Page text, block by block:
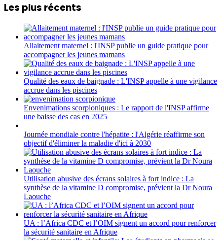
Les plus récents
Allaitement maternel : l'INSP publie un guide pratique pour
accompagner les jeunes mamans
Qualité des eaux de baignade : L'INSP appelle à une vigilance
accrue dans les piscines
Envenimations scorpioniques : Le rapport de l'INSP affirme
une baisse des cas en 2025
Journée mondiale contre l'hépatite : l'Algérie réaffirme son
objectif d'éliminer la maladie d'ici à 2030
Utilisation abusive des écrans solaires à fort indice : La
synthèse de la vitamine D compromise, prévient la Dr Noura
Laouche
UA : l’Africa CDC et l’OIM signent un accord pour renforcer
la sécurité sanitaire en Afrique